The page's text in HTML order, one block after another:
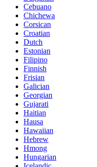
Cebuano
Chichewa
Corsican
Croatian
Dutch
Estonian
Filipino
Finnish
Frisian
Galician
Georgian
Gujarati
Haitian
Hausa
Hawaiian
Hebrew
Hmong
Hungarian